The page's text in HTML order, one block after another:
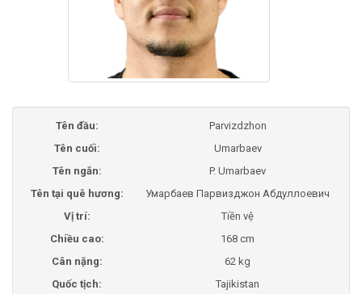
Tên đầu:
Parvizdzhon
Tên cuối:
Umarbaev
Tên ngắn:
P. Umarbaev
Tên tại quê hương:
Умарбаев Парвизджон Абдуллоевич
Vị trí:
Tiền vệ
Chiều cao:
168 cm
Cân nặng:
62 kg
Quốc tịch:
Tajikistan